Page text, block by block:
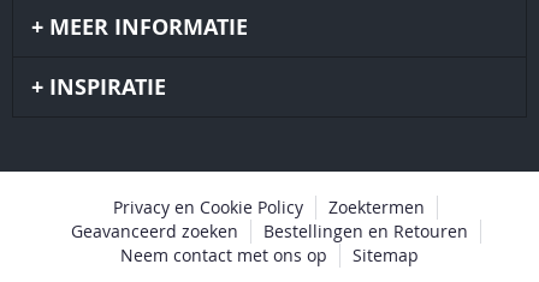
MEER INFORMATIE
INSPIRATIE
Privacy en Cookie Policy
Zoektermen
Geavanceerd zoeken
Bestellingen en Retouren
Neem contact met ons op
Sitemap